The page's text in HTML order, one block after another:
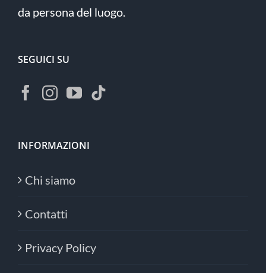
da persona del luogo.
SEGUICI SU
INFORMAZIONI
Chi siamo
Contatti
Privacy Policy